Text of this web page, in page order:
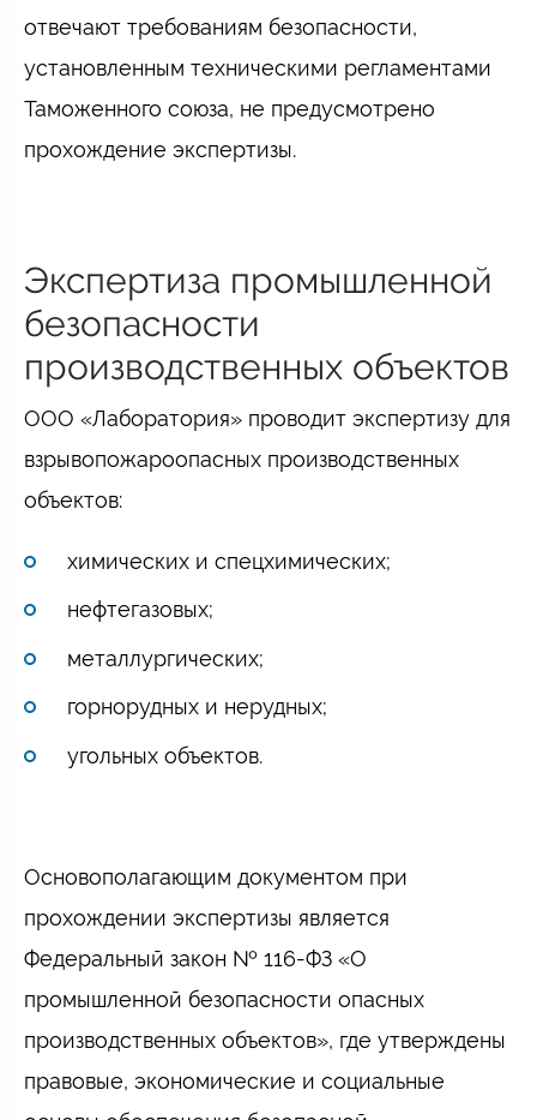
отвечают требованиям безопасности,
установленным техническими регламентами
Таможенного союза, не предусмотрено
прохождение экспертизы.
Экспертиза промышленной
безопасности
производственных объектов
ООО «Лаборатория» проводит экспертизу для
взрывопожароопасных производственных
объектов:
химических и спецхимических;
нефтегазовых;
металлургических;
горнорудных и нерудных;
угольных объектов.
Основополагающим документом при
прохождении экспертизы является
Федеральный закон № 116-ФЗ «О
промышленной безопасности опасных
производственных объектов», где утверждены
правовые, экономические и социальные